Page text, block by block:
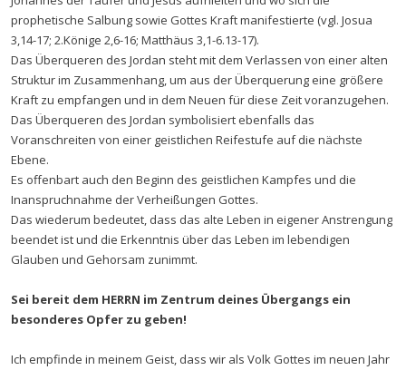
prophetische Salbung sowie Gottes Kraft manifestierte (vgl. Josua
3,14-17; 2.Könige 2,6-16; Matthäus 3,1-6.13-17).
Das Überqueren des Jordan steht mit dem Verlassen von einer alten
Struktur im Zusammenhang, um aus der Überquerung eine größere
Kraft zu empfangen und in dem Neuen für diese Zeit voranzugehen.
Das Überqueren des Jordan symbolisiert ebenfalls das
Voranschreiten von einer geistlichen Reifestufe auf die nächste
Ebene.
Es offenbart auch den Beginn des geistlichen Kampfes und die
Inanspruchnahme der Verheißungen Gottes.
Das wiederum bedeutet, dass das alte Leben in eigener Anstrengung
beendet ist und die Erkenntnis über das Leben im lebendigen
Glauben und Gehorsam zunimmt.
Sei bereit dem HERRN im Zentrum deines Übergangs ein
besonderes Opfer zu geben!
Ich empfinde in meinem Geist, dass wir als Volk Gottes im neuen Jahr